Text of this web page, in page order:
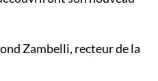
Zambelli, recteur de la